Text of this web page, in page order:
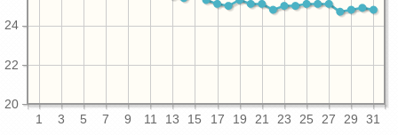
1 3 5 7 9 11 13 15 17 19 21 23 25 27 29 31
20
22
24